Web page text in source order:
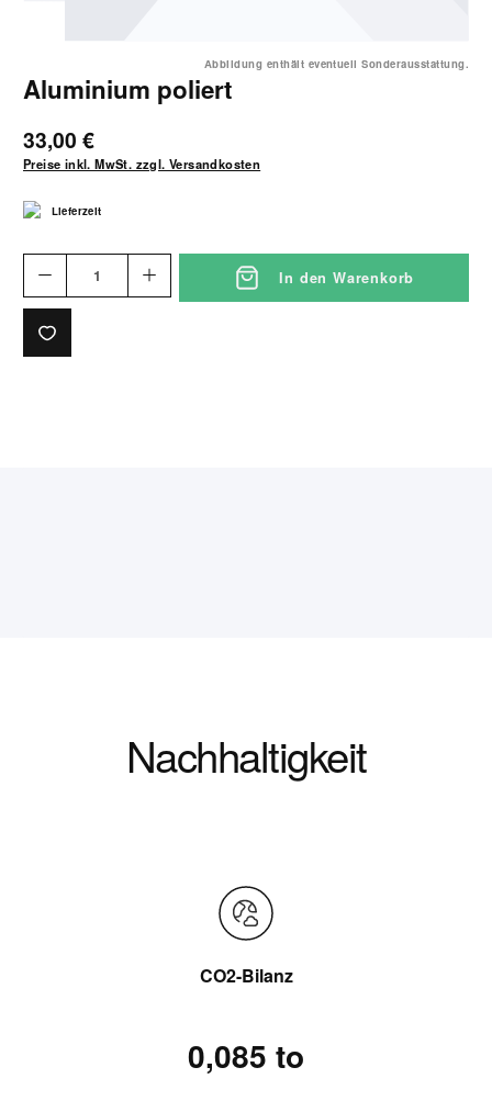
Abbildung enthält eventuell Sonderausstattung.
Aluminium poliert
33,00 €
Preise inkl. MwSt. zzgl. Versandkosten
Lieferzeit
In den Warenkorb
Nachhaltigkeit
CO2-Bilanz
0,085 to